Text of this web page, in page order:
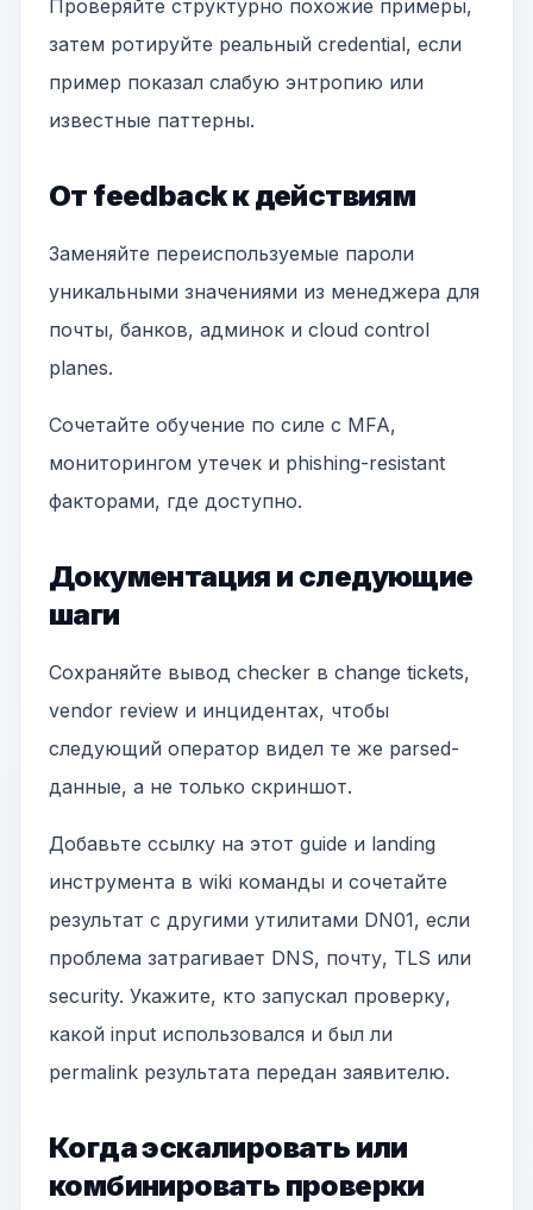
Проверяйте структурно похожие примеры,
затем ротируйте реальный credential, если
пример показал слабую энтропию или
известные паттерны.
От feedback к действиям
Заменяйте переиспользуемые пароли
уникальными значениями из менеджера для
почты, банков, админок и cloud control
planes.
Сочетайте обучение по силе с MFA,
мониторингом утечек и phishing-resistant
факторами, где доступно.
Документация и следующие
шаги
Сохраняйте вывод checker в change tickets,
vendor review и инцидентах, чтобы
следующий оператор видел те же parsed-
данные, а не только скриншот.
Добавьте ссылку на этот guide и landing
инструмента в wiki команды и сочетайте
результат с другими утилитами DN01, если
проблема затрагивает DNS, почту, TLS или
security. Укажите, кто запускал проверку,
какой input использовался и был ли
permalink результата передан заявителю.
Когда эскалировать или
комбинировать проверки